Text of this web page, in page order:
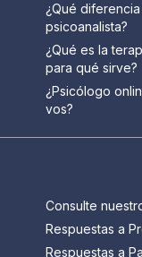
¿Qué
psicoanalista?
¿Qué es la
para qué sirve?
¿Psicólogo
vos?
Consulte
Respuestas a
Respuestas a